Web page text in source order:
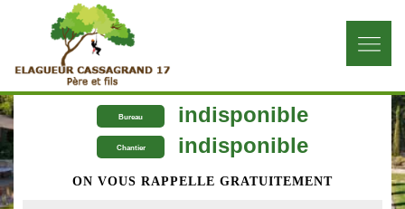
Bureau indisponible
Chantier indisponible
ON VOUS RAPPELLE GRATUITEMENT